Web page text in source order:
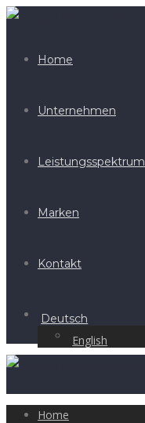
Home
Unternehmen
Leistungsspektrum
Marken
Kontakt
Deutsch
English
Home